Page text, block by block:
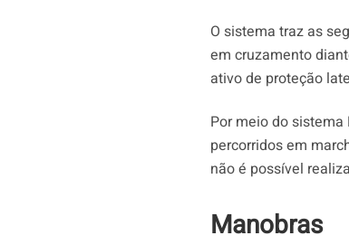
O sistema traz as
em cruzamento
ativo de proteção
Por meio do
percorridos em
não é possível
Manobras